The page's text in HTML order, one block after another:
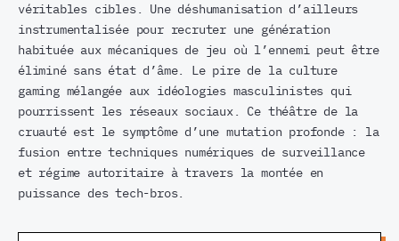
véritables cibles. Une déshumanisation d’ailleurs
instrumentalisée pour recruter une génération
habituée aux mécaniques de jeu où l’ennemi peut être
éliminé sans état d’âme. Le pire de la culture
gaming mélangée aux idéologies masculinistes qui
pourrissent les réseaux sociaux. Ce théâtre de la
cruauté est le symptôme d’une mutation profonde : la
fusion entre techniques numériques de surveillance
et régime autoritaire à travers la montée en
puissance des tech-bros.